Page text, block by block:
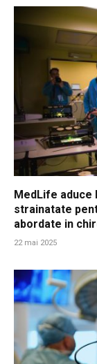
MedLife aduce
strainatate
abordate in
22 mai 2025